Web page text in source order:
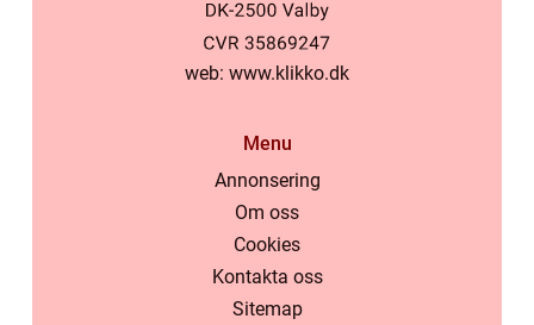
web: www.klikko.dk
Menu
Annonsering
Om oss
Cookies
Kontakta oss
Sitemap